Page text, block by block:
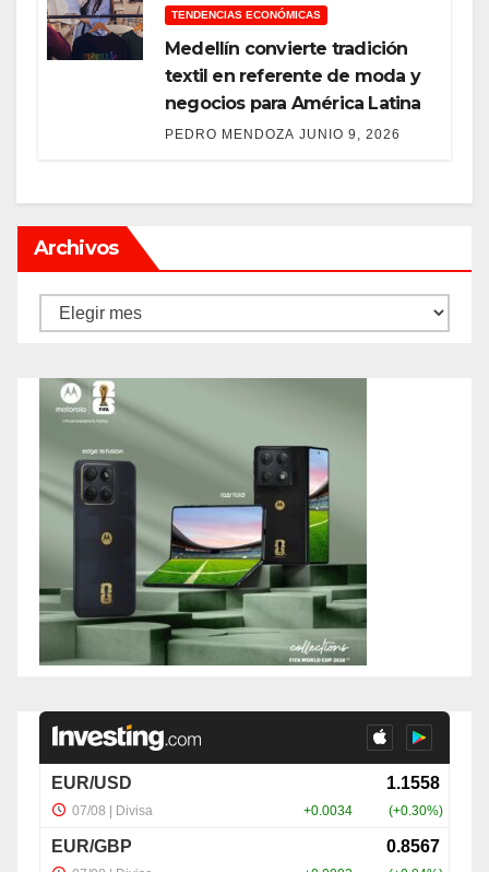
TENDENCIAS ECONÓMICAS
Medellín convierte tradición
textil en referente de moda y
negocios para América Latina
PEDRO MENDOZA JUNIO 9, 2026
Archivos